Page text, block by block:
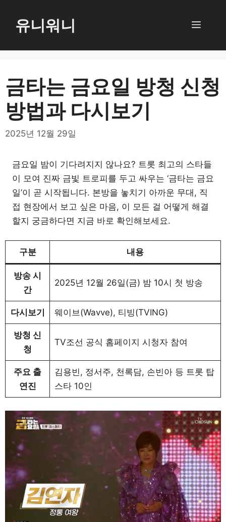
로
기
유니워니 메
금타는 금요일 방청 신청
방법과 다시보기
2025년 12월 29일
금요일 밤이 기다려지지 않나요? 트롯 최고의 스타들
이 모여 진짜 금빛 트로피를 두고 싸우는 ‘금타는 금요
일’이 곧 시작됩니다. 본방을 놓치기 아까운 무대, 직
접 현장에서 보고 싶은 마음, 이 모든 걸 어떻게 해결
할지 궁금하다면 지금 바로 확인해보세요.
구분 내용
방송 시
간
2025년 12월 26일(금) 밤 10시 첫 방송
다시보기 웨이브(Wavve), 티빙(TVING)
방청 신
청
TV조선 공식 홈페이지 시청자 참여
주요 출
연진
김용빈, 정서주, 천록담, 손빈아 등 트롯 탑
스타 10인